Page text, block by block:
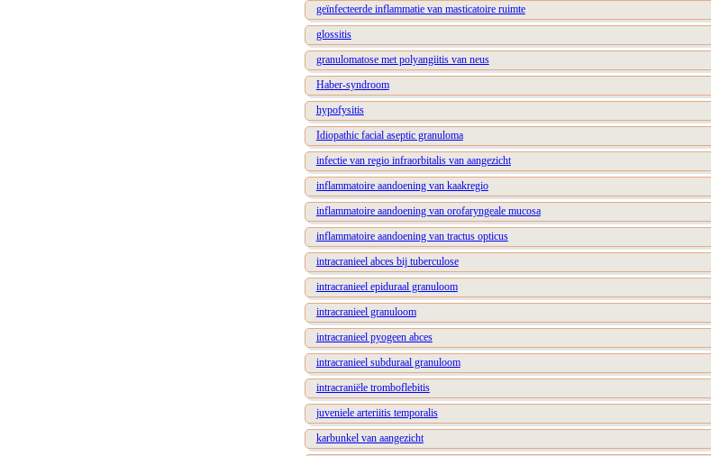
geïnfecteerde inflammatie van masticatoire ruimte
glossitis
granulomatose met polyangiitis van neus
Haber-syndroom
hypofysitis
Idiopathic facial aseptic granuloma
infectie van regio infraorbitalis van aangezicht
inflammatoire aandoening van kaakregio
inflammatoire aandoening van orofaryngeale mucosa
inflammatoire aandoening van tractus opticus
intracranieel abces bij tuberculose
intracranieel epiduraal granuloom
intracranieel granuloom
intracranieel pyogeen abces
intracranieel subduraal granuloom
intracraniële tromboflebitis
juveniele arteriitis temporalis
karbunkel van aangezicht